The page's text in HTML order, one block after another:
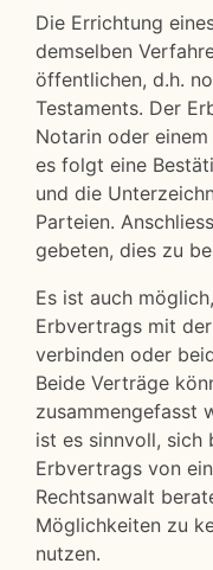
Die Errichtung
demselben
öffentlichen, d.h.
Testaments. Der
Notarin oder
es folgt eine
und die
Parteien.
gebeten, dies zu
Es ist auch
Erbvertrags mit
verbinden oder
Beide Verträge
zusammengefasst
ist es sinnvoll, sich
Erbvertrags von
Rechtsanwalt
Möglichkeiten zu
nutzen.